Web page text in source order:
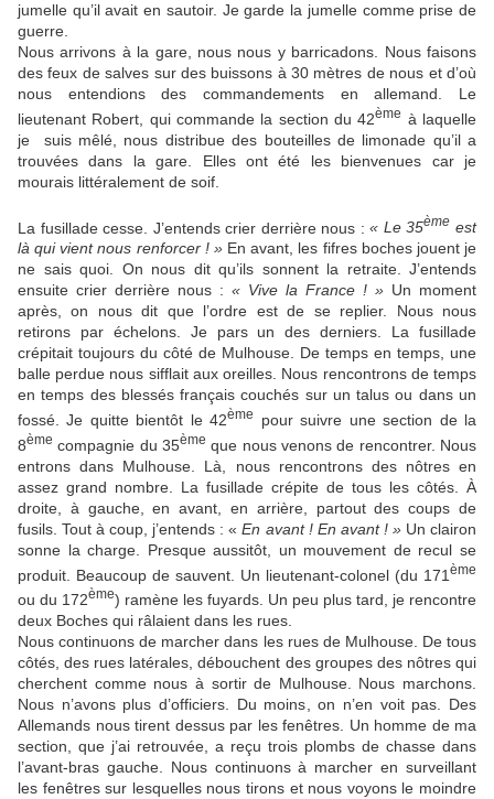
jumelle qu’il avait en sautoir. Je garde la jumelle comme prise de
guerre.
Nous arrivons à la gare, nous nous y barricadons. Nous faisons
des feux de salves sur des buissons à 30 mètres de nous et d’où
nous entendions des commandements en allemand. Le
lieutenant Robert, qui commande la section du 42ème à laquelle
je suis mêlé, nous distribue des bouteilles de limonade qu’il a
trouvées dans la gare. Elles ont été les bienvenues car je
mourais littéralement de soif.
La fusillade cesse. J’entends crier derrière nous :« Le 35ème est
là qui vient nous renforcer ! »En avant, les fifres boches jouent je
ne sais quoi. On nous dit qu’ils sonnent la retraite. J’entends
ensuite crier derrière nous : « Vive la France ! » Un moment
après, on nous dit que l’ordre est de se replier. Nous nous
retirons par échelons. Je pars un des derniers. La fusillade
crépitait toujours du côté de Mulhouse. De temps en temps, une
balle perdue nous sifflait aux oreilles. Nous rencontrons de temps
en temps des blessés français couchés sur un talus ou dans un
fossé. Je quitte bientôt le 42ème
pour suivre une section de la
8ème compagnie du 35ème que nous venons de rencontrer. Nous
entrons dans Mulhouse. Là, nous rencontrons des nôtres en
assez grand nombre. La fusillade crépite de tous les côtés. À
droite, à gauche, en avant, en arrière, partout des coups de
fusils. Tout à coup, j’entends : «En avant ! En avant ! »Un clairon
sonne la charge. Presque aussitôt, un mouvement de recul se
produit. Beaucoup de sauvent. Un lieutenant-colonel (du 171 ème
ou du 172ème) ramène les fuyards. Un peu plus tard, je rencontre
deux Boches qui râlaient dans les rues.
Nous continuons de marcher dans les rues de Mulhouse. De tous
côtés, des rues latérales, débouchent des groupes des nôtres qui
cherchent comme nous à sortir de Mulhouse. Nous marchons.
Nous n’avons plus d’officiers. Du moins, on n’en voit pas. Des
Allemands nous tirent dessus par les fenêtres. Un homme de ma
section, que j’ai retrouvée, a reçu trois plombs de chasse dans
l’avant-bras gauche. Nous continuons à marcher en surveillant
les fenêtres sur lesquelles nous tirons et nous voyons le moindre